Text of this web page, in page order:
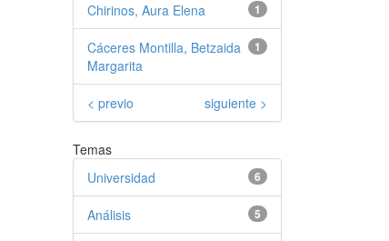
1
Chirinos, Aura Elena
1
Cáceres Montilla, Betzaida
Margarita
< previo siguiente >
Temas
6
Universidad
5
Análisis